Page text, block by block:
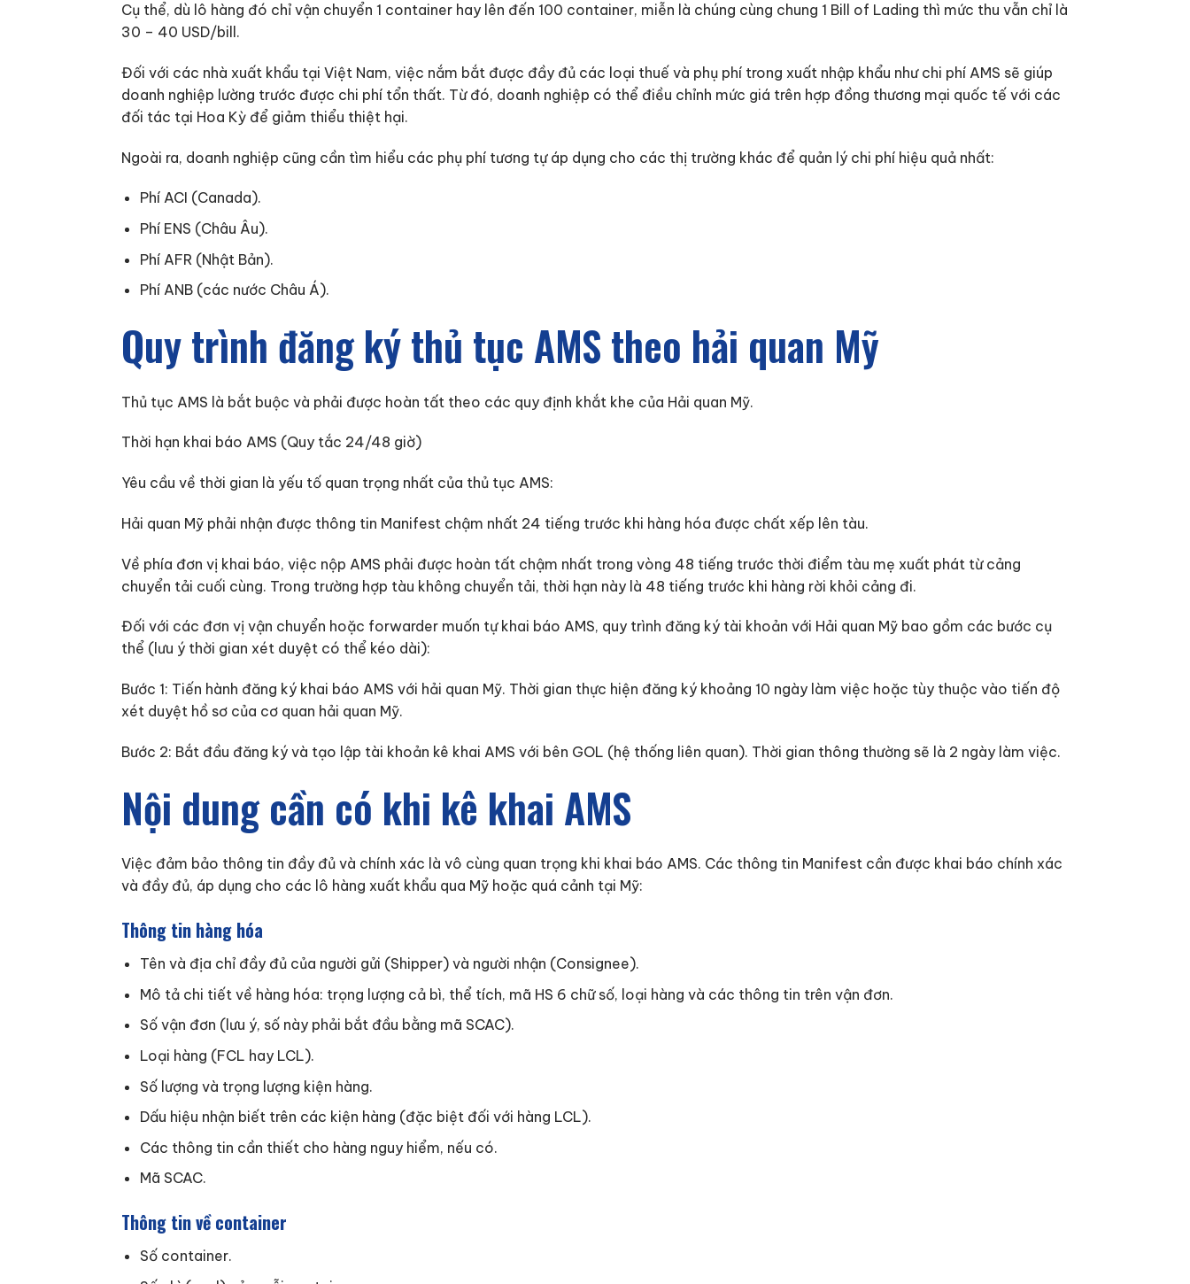
Cụ thể, dù lô hàng đó chỉ vận chuyển 1 container hay lên đến 100 container, miễn là chúng cùng chung 1 Bill of Lading thì mức thu vẫn chỉ là
30 – 40 USD/bill.
Đối với các nhà xuất khẩu tại Việt Nam, việc nắm bắt được đầy đủ các loại thuế và phụ phí trong xuất nhập khẩu như chi phí AMS sẽ giúp
doanh nghiệp lường trước được chi phí tổn thất. Từ đó, doanh nghiệp có thể điều chỉnh mức giá trên hợp đồng thương mại quốc tế với các
đối tác tại Hoa Kỳ để giảm thiểu thiệt hại.
Ngoài ra, doanh nghiệp cũng cần tìm hiểu các phụ phí tương tự áp dụng cho các thị trường khác để quản lý chi phí hiệu quả nhất:
Phí ACI (Canada).
Phí ENS (Châu Âu).
Phí AFR (Nhật Bản).
Phí ANB (các nước Châu Á).
Quy trình đăng ký thủ tục AMS theo hải quan Mỹ
Thủ tục AMS là bắt buộc và phải được hoàn tất theo các quy định khắt khe của Hải quan Mỹ.
Thời hạn khai báo AMS (Quy tắc 24/48 giờ)
Yêu cầu về thời gian là yếu tố quan trọng nhất của thủ tục AMS:
Hải quan Mỹ phải nhận được thông tin Manifest chậm nhất 24 tiếng trước khi hàng hóa được chất xếp lên tàu.
Về phía đơn vị khai báo, việc nộp AMS phải được hoàn tất chậm nhất trong vòng 48 tiếng trước thời điểm tàu mẹ xuất phát từ cảng
chuyển tải cuối cùng. Trong trường hợp tàu không chuyển tải, thời hạn này là 48 tiếng trước khi hàng rời khỏi cảng đi.
Đối với các đơn vị vận chuyển hoặc forwarder muốn tự khai báo AMS, quy trình đăng ký tài khoản với Hải quan Mỹ bao gồm các bước cụ
thể (lưu ý thời gian xét duyệt có thể kéo dài):
Bước 1: Tiến hành đăng ký khai báo AMS với hải quan Mỹ. Thời gian thực hiện đăng ký khoảng 10 ngày làm việc hoặc tùy thuộc vào tiến độ
xét duyệt hồ sơ của cơ quan hải quan Mỹ.
Bước 2: Bắt đầu đăng ký và tạo lập tài khoản kê khai AMS với bên GOL (hệ thống liên quan). Thời gian thông thường sẽ là 2 ngày làm việc.
Nội dung cần có khi kê khai AMS
Việc đảm bảo thông tin đầy đủ và chính xác là vô cùng quan trọng khi khai báo AMS. Các thông tin Manifest cần được khai báo chính xác
và đầy đủ, áp dụng cho các lô hàng xuất khẩu qua Mỹ hoặc quá cảnh tại Mỹ:
Thông tin hàng hóa
Tên và địa chỉ đầy đủ của người gửi (Shipper) và người nhận (Consignee).
Mô tả chi tiết về hàng hóa: trọng lượng cả bì, thể tích, mã HS 6 chữ số, loại hàng và các thông tin trên vận đơn.
Số vận đơn (lưu ý, số này phải bắt đầu bằng mã SCAC).
Loại hàng (FCL hay LCL).
Số lượng và trọng lượng kiện hàng.
Dấu hiệu nhận biết trên các kiện hàng (đặc biệt đối với hàng LCL).
Các thông tin cần thiết cho hàng nguy hiểm, nếu có.
Mã SCAC.
Thông tin về container
Số container.